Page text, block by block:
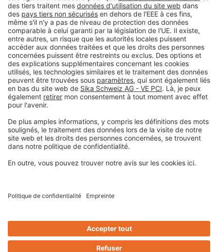
#PCI
Colophon
Déclaration de protection de la vie privée
Conditions générales de vente
Informations légales
Privacy-Portal